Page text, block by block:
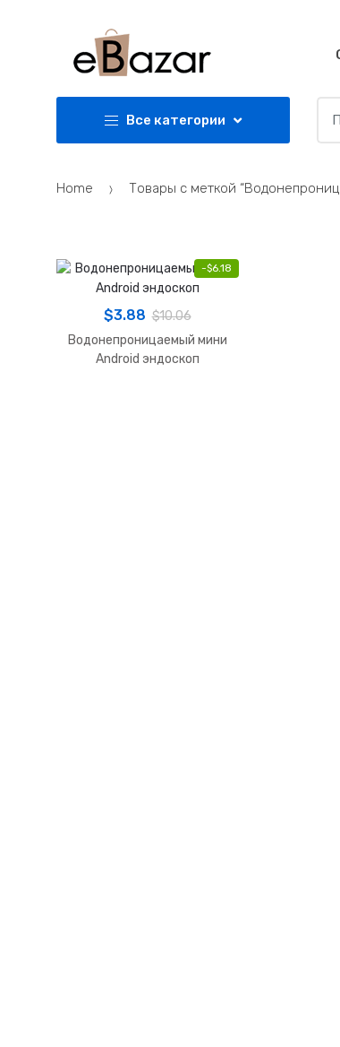
Все категории
for:
Home Товары с меткой
-$6.18
$3.88 $10.06
Водонепроницаемый мини
Android эндоскоп